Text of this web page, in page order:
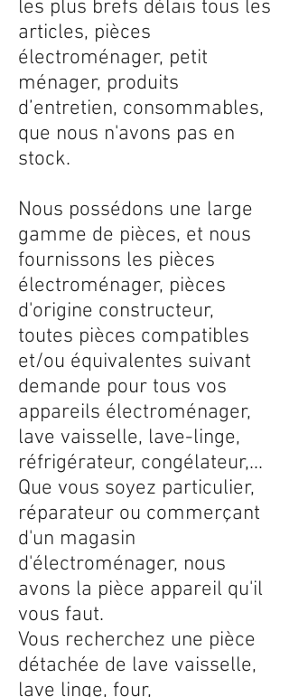
les plus brefs délais tous les
articles, pièces
électroménager, petit
ménager, produits
d’entretien, consommables,
que nous n'avons pas en
stock.
Nous possédons une large
gamme de pièces, et nous
fournissons les pièces
électroménager, pièces
d'origine constructeur,
toutes pièces compatibles
et/ou équivalentes suivant
demande pour tous vos
appareils électroménager,
lave vaisselle, lave-linge,
réfrigérateur, congélateur,...
Que vous soyez particulier,
réparateur ou commerçant
d'un magasin
d'électroménager, nous
avons la pièce appareil qu'il
vous faut.
Vous recherchez une pièce
détachée de lave vaisselle,
lave linge, four,